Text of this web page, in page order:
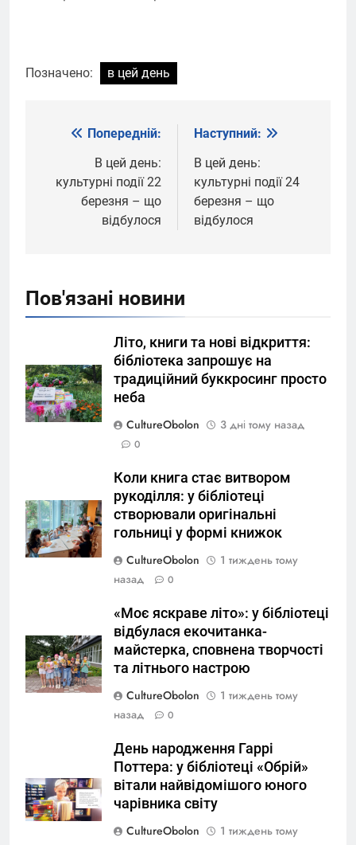
Позначено: в цей день
Навігація
записів
Попередній:
В цей день:
культурні події 22
березня – що
відбулося
Наступний:
В цей день:
культурні події 24
березня – що
відбулося
Пов'язані новини
Літо, книги та нові відкриття:
бібліотека запрошує на
традиційний буккросинг просто
неба
CultureObolon
3 дні тому назад
0
Коли книга стає витвором
рукоділля: у бібліотеці
створювали оригінальні
гольниці у формі книжок
CultureObolon
1 тиждень тому
назад
0
«Моє яскраве літо»: у бібліотеці
відбулася екочитанка-
майстерка, сповнена творчості
та літнього настрою
CultureObolon
1 тиждень тому
назад
0
День народження Гаррі
Поттера: у бібліотеці «Обрій»
вітали найвідомішого юного
чарівника світу
CultureObolon
1 тиждень тому